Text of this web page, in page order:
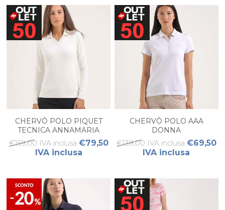
CHERVÒ POLO PIQUET
TECNICA ANNAMARIA
DONNA
€159,00 IVA inclusa €79,50
IVA inclusa
CHERVÒ POLO AAA
DONNA
€139,00 IVA inclusa €69,50
IVA inclusa